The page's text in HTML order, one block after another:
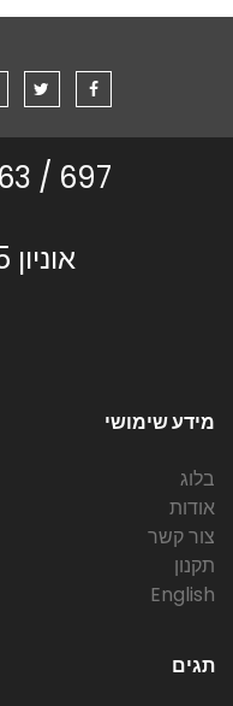
697 /
אוניון 5, אשדוד
מידע שימושי
בלוג
אודות
צור קשר
תקנון
English
תגים